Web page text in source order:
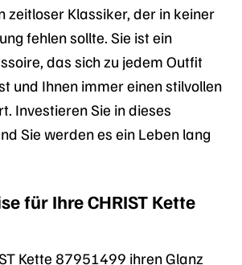
zeitloser Klassiker, der in keiner
fehlen sollte. Sie ist ein
das sich zu jedem Outfit
und Ihnen immer einen stilvollen
Investieren Sie in dieses
Sie werden es ein Leben lang
für Ihre CHRIST Kette
Kette 87951499 ihren Glanz